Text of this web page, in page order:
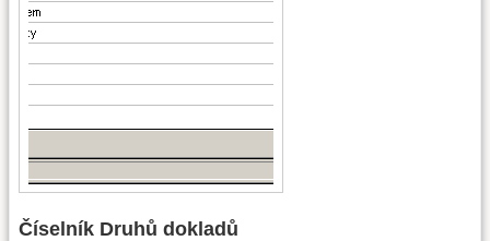
Číselník Druhů dokladů